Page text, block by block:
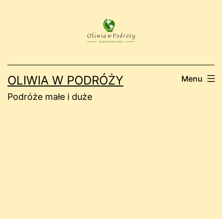
OLIWIA W PODRÓŻY
Podróże małe i duże
Menu